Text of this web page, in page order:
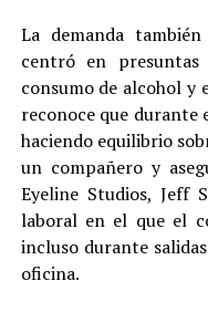
La demanda
centró en presuntas
consumo de alcohol y
reconoce que durante
haciendo equilibrio
un compañero y
Eyeline Studios, Jeff
laboral en el que el
incluso durante
oficina.